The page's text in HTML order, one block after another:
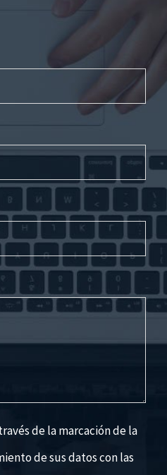
de la marcación de la
de sus datos con las